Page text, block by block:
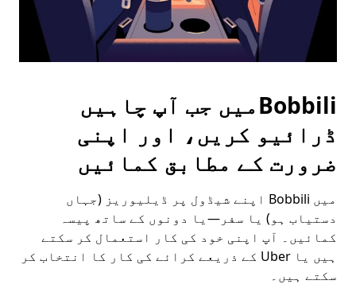
Bobbiliمیں جب آپ چاہیں
ڈرائیو کریں، اور اپنی
ضرورت کے مطابق کمائیں
میں Bobbili اپنے شیڈول پر ڈیلیوریز (جہاں
دستیاب ہو) یا سفر—یا دونوں کے ساتھ پیسہ
کمائیں۔ آپ اپنی خود کی کار استعمال کر سکتے
ہیں یا Uber کے ذریعے کرائے کی کار کا انتخاب کر
سکتے ہیں۔